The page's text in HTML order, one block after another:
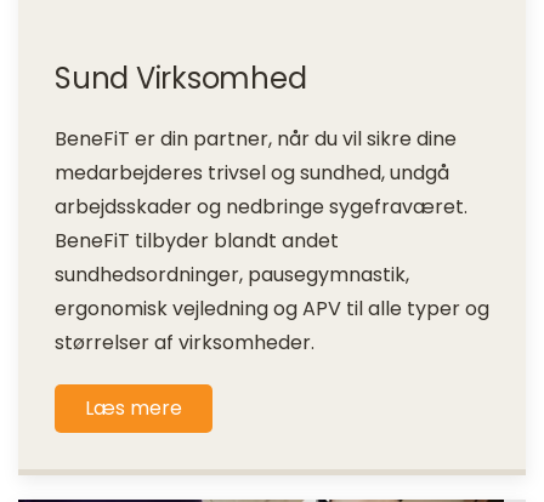
Sund Virksomhed
BeneFiT er din partner, når du vil sikre dine
medarbejderes trivsel og sundhed, undgå
arbejdsskader og nedbringe sygefraværet.
BeneFiT tilbyder blandt andet
sundhedsordninger, pausegymnastik,
ergonomisk vejledning og APV til alle typer og
størrelser af virksomheder.
Læs mere